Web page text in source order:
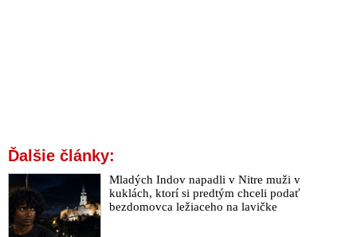
Ďalšie články:
Mladých Indov napadli v Nitre muži v
kuklách, ktorí si predtým chceli podať
bezdomovca ležiaceho na lavičke